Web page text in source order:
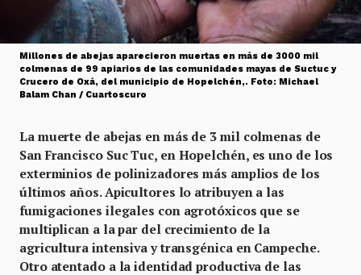
Millones de abejas aparecieron muertas en más de 3000 mil
colmenas de 99 apiarios de las comunidades mayas de Suctuc y
Crucero de Oxá, del municipio de Hopelchén,. Foto: Michael
Balam Chan / Cuartoscuro
La muerte de abejas en más de 3 mil colmenas de
San Francisco Suc Tuc, en Hopelchén, es uno de los
exterminios de polinizadores más amplios de los
últimos años. Apicultores lo atribuyen a las
fumigaciones ilegales con agrotóxicos que se
multiplican a la par del crecimiento de la
agricultura intensiva y transgénica en Campeche.
Otro atentado a la identidad productiva de las